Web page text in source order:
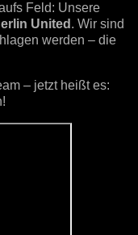
Feld: Unsere
United . Wir sind
werden – die
– jetzt heißt es: